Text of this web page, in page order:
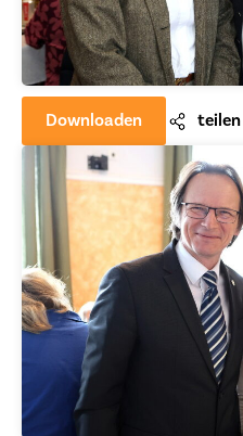
Downloaden teilen